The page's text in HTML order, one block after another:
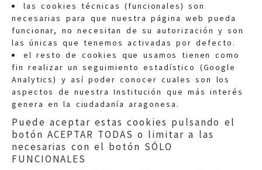
las cookies técnicas (funcionales) son
necesarias para que nuestra página web pueda
funcionar, no necesitan de su autorización y son
las únicas que tenemos activadas por defecto.
el resto de cookies que usamos tienen como
fin realizar un seguimiento estadístico (Google
Analytics) y así poder conocer cuales son los
aspectos de nuestra Institución que más interés
genera en la ciudadanía aragonesa.
Puede aceptar estas cookies pulsando el
botón ACEPTAR TODAS o limitar a las
necesarias con el botón SÓLO
FUNCIONALES
Quejas:quejas@eljusticiadearagon.es
Información general:
informacion@eljusticiadearagon.es
Teléfonos:900 210 210/